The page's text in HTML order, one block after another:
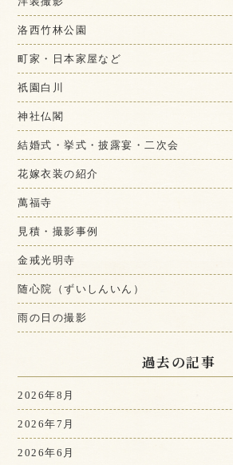
洛西竹林公園
町家・日本家屋など
祇園白川
神社仏閣
結婚式・挙式・披露宴・二次会
花嫁衣装の紹介
萬福寺
見積・撮影事例
金戒光明寺
随心院（ずいしんいん）
雨の日の撮影
過去の記事
2026年8月
2026年7月
2026年6月